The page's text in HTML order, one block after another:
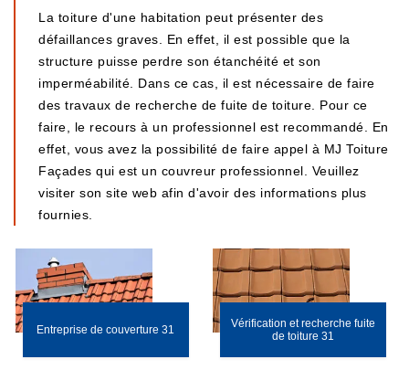
La toiture d'une habitation peut présenter des
défaillances graves. En effet, il est possible que la
structure puisse perdre son étanchéité et son
imperméabilité. Dans ce cas, il est nécessaire de faire
des travaux de recherche de fuite de toiture. Pour ce
faire, le recours à un professionnel est recommandé. En
effet, vous avez la possibilité de faire appel à MJ Toiture
Façades qui est un couvreur professionnel. Veuillez
visiter son site web afin d'avoir des informations plus
fournies.
Entreprise de couverture 31
Vérification et recherche fuite
de toiture 31